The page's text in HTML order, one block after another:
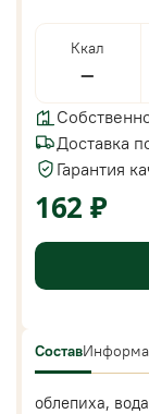
Ккал
—
Доставка
Гарантия
162 ₽
Состав
облепиха,